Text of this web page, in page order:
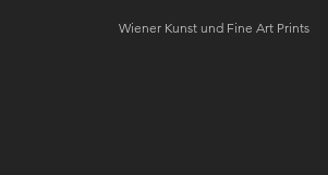
Wiener Kunst und Fine Art Prints